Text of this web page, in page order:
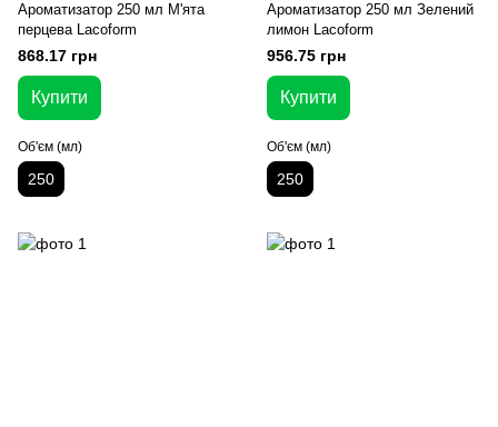
Ароматизатор 250 мл М'ята
перцева Lacoform
868.17 грн
Купити
Об'єм (мл)
250
Ароматизатор 250 мл Зелений
лимон Lacoform
956.75 грн
Купити
Об'єм (мл)
250